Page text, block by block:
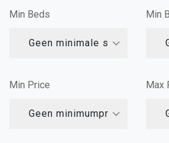
Min Beds
Geen minimale slaapkamers
Min
Min Price
Geen minimumprijs
Max